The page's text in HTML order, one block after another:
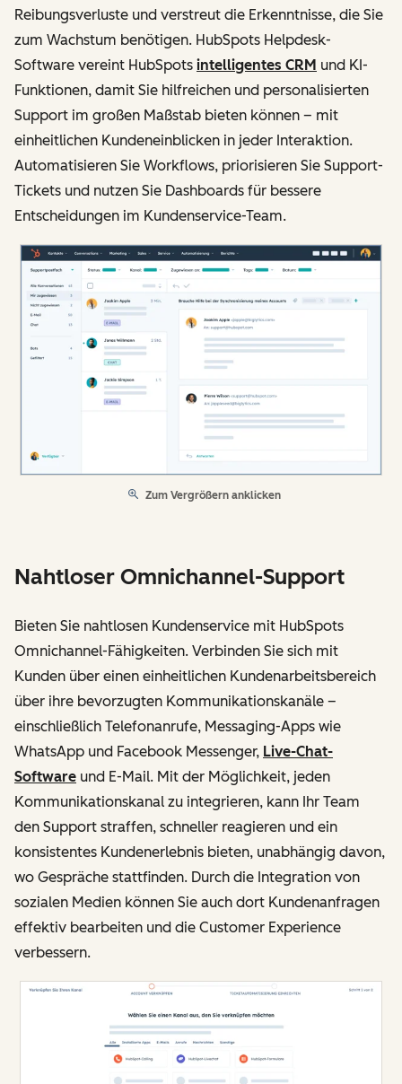
Reibungsverluste und verstreut die Erkenntnisse, die Sie
zum Wachstum benötigen. HubSpots Helpdesk-
Software vereint HubSpots intelligentes CRM und KI-
Funktionen, damit Sie hilfreichen und personalisierten
Support im großen Maßstab bieten können – mit
einheitlichen Kundeneinblicken in jeder Interaktion.
Automatisieren Sie Workflows, priorisieren Sie Support-
Tickets und nutzen Sie Dashboards für bessere
Entscheidungen im Kundenservice-Team.
Zum Vergrößern anklicken
Nahtloser Omnichannel-Support
Bieten Sie nahtlosen Kundenservice mit HubSpots
Omnichannel-Fähigkeiten. Verbinden Sie sich mit
Kunden über einen einheitlichen Kundenarbeitsbereich
über ihre bevorzugten Kommunikationskanäle –
einschließlich Telefonanrufe, Messaging-Apps wie
WhatsApp und Facebook Messenger, Live-Chat-
Software und E-Mail. Mit der Möglichkeit, jeden
Kommunikationskanal zu integrieren, kann Ihr Team
den Support straffen, schneller reagieren und ein
konsistentes Kundenerlebnis bieten, unabhängig davon,
wo Gespräche stattfinden. Durch die Integration von
sozialen Medien können Sie auch dort Kundenanfragen
effektiv bearbeiten und die Customer Experience
verbessern.